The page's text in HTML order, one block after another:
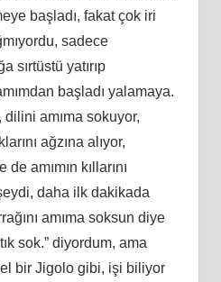
başladı, fakat çok iri
sadece
sırtüstü yatırıp
başladı yalamaya.
amıma sokuyor,
ağzına alıyor,
amımın kıllarını
daha ilk dakikada
amıma soksun diye
sok.” diyordum, ama
bir Jigolo gibi, işi biliyor